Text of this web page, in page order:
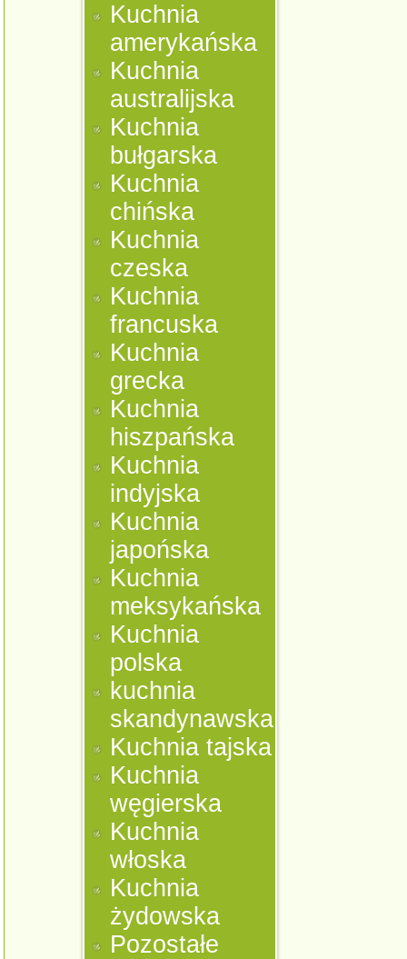
Kuchnia
amerykańska
Kuchnia
australijska
Kuchnia
bułgarska
Kuchnia
chińska
Kuchnia
czeska
Kuchnia
francuska
Kuchnia
grecka
Kuchnia
hiszpańska
Kuchnia
indyjska
Kuchnia
japońska
Kuchnia
meksykańska
Kuchnia
polska
kuchnia
skandynawska
Kuchnia tajska
Kuchnia
węgierska
Kuchnia
włoska
Kuchnia
żydowska
Pozostałe